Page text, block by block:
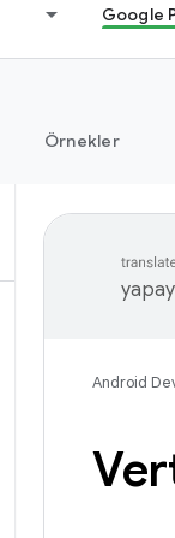
Google
Örnekler
Android